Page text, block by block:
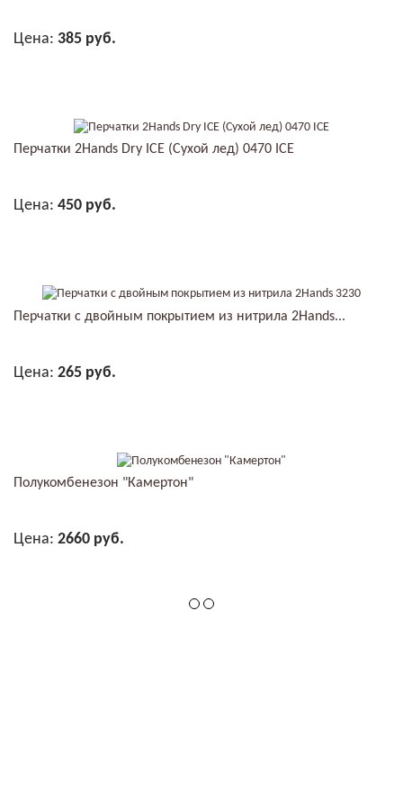
Цена: 385 руб.
Перчатки 2Hands Dry ICE (Сухой лед) 0470 ICE
Цена: 450 руб.
Перчатки с двойным покрытием из нитрила 2Hands...
Цена: 265 руб.
Полукомбенезон "Камертон"
Цена: 2660 руб.